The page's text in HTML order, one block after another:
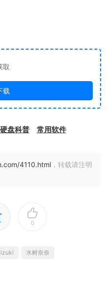
取
载
硬盘科普 常用软件
4110.html ，转载请注明
0
水树奈奈